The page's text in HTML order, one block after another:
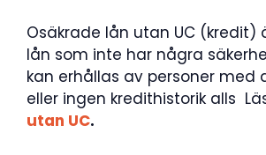
Osäkrade lån utan UC (kredit)
lån som inte har några
kan erhållas av personer med
eller ingen kredithistorik alls
utan UC.